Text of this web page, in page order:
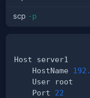
scp -p
    HostName
    Port
22